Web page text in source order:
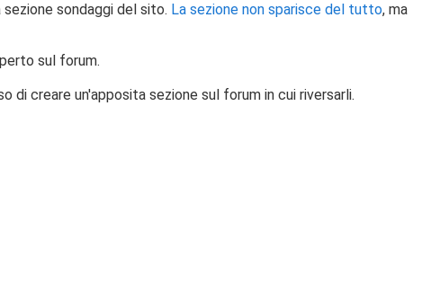
sondaggi del sito. La sezione non sparisce del tutto, ma
sul forum.
di creare un'apposita sezione sul forum in cui riversarli.